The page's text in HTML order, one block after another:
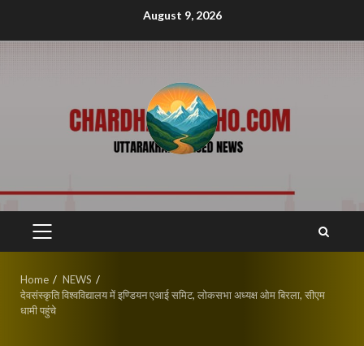
August 9, 2026
PRIMARY
Home
NEWS
देवसंस्कृति विश्वविद्यालय में इण्डियन एआई समिट, लोकसभा अध्यक्ष ओम बिरला, सीएम
धामी पहुंचे